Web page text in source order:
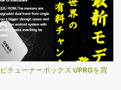
チューナーボックス UPROを買